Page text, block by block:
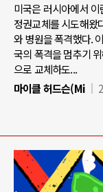
미국은 러시아에서
정권교체를 시도해왔
와 병원을 폭격했다.
국의 폭격을 멈추기
으로 교체하도...
마이클 허드슨(Mi